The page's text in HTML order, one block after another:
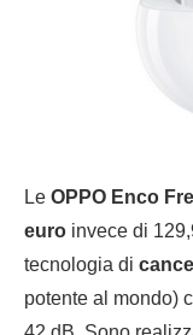
Le OPPO Enco
euro invece di
tecnologia di
potente al mondo)